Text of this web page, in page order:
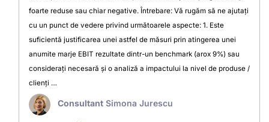
foarte reduse sau chiar negative. Întrebare: Vă rugăm să ne ajutați
cu un punct de vedere privind următoarele aspecte: 1. Este
suficientă justificarea unei astfel de măsuri prin atingerea unei
anumite marje EBIT rezultate dintr-un benchmark (arox 9%) sau
considerați necesară și o analiză a impactului la nivel de produse /
clienți …
Consultant Simona Jurescu